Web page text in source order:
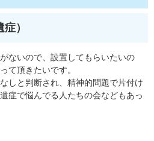
）
ないので、設置してもらいたいの
て頂きたいです。
しと判断され、精神的問題で片付け
症で悩んでる人たちの会などもあっ